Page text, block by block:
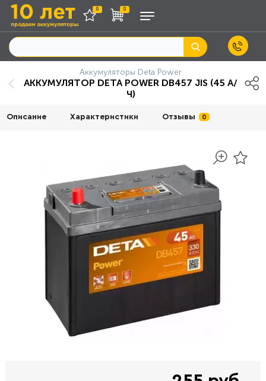
0 0
Аккумуляторы Deta Power
АККУМУЛЯТОР DETA POWER DB457 JIS (45 А/
Ч)
Описание Характеристики Отзывы 0